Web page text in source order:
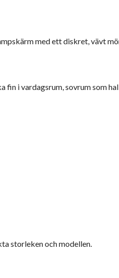
med ett diskret, vävt
fin i vardagsrum, sovrum som
storleken och modellen.